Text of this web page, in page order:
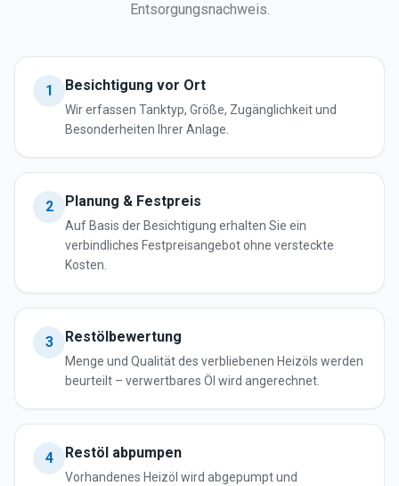
Entsorgungsnachweis.
1 Besichtigung vor Ort
Wir erfassen Tanktyp, Größe, Zugänglichkeit und
Besonderheiten Ihrer Anlage.
2 Planung & Festpreis
Auf Basis der Besichtigung erhalten Sie ein
verbindliches Festpreisangebot ohne versteckte
Kosten.
3 Restölbewertung
Menge und Qualität des verbliebenen Heizöls werden
beurteilt – verwertbares Öl wird angerechnet.
4 Restöl abpumpen
Vorhandenes Heizöl wird abgepumpt und